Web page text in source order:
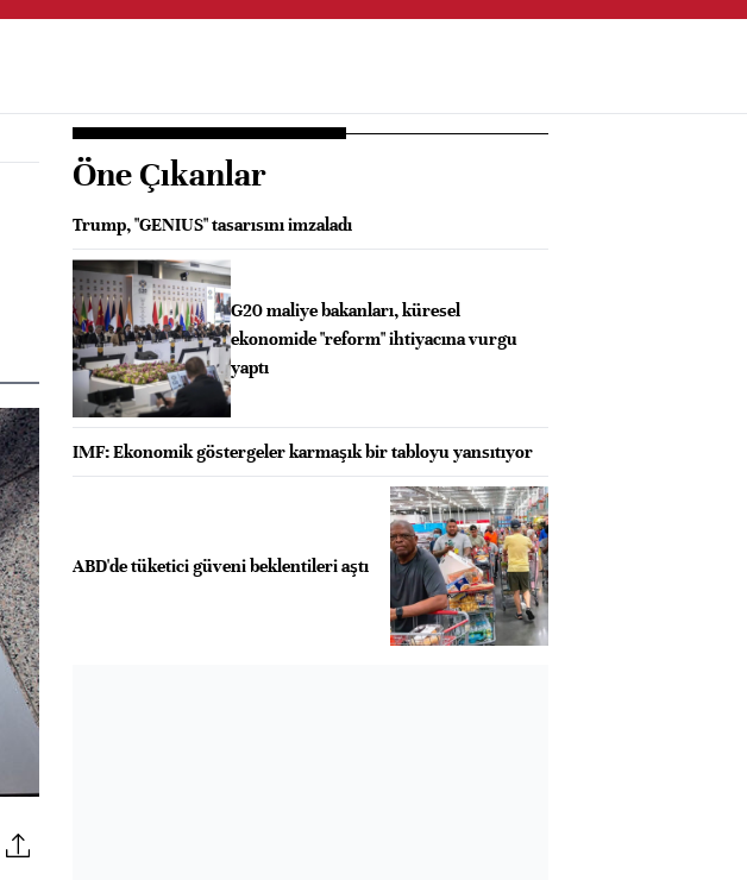
Öne Çıkanlar
Trump, "GENIUS" tasarısını imzaladı
G20 maliye bakanları, küresel
ekonomide "reform" ihtiyacına vurgu
yaptı
IMF: Ekonomik göstergeler karmaşık bir tabloyu yansıtıyor
ABD'de tüketici güveni beklentileri aştı